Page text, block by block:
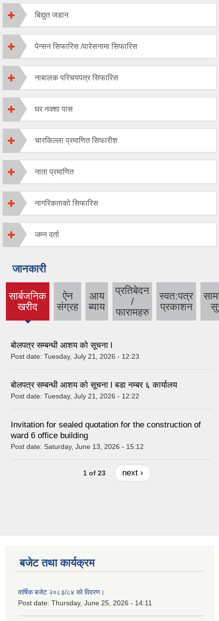
बिद्युत जडान
पेन्सन सिफारिस /वारेसनामा सिफारिस
नाबालक परिचयपत्र सिफारिस
घर नक्शा पास
चारकिल्ला प्रमाणित सिफारीश
नाता प्रमाणित
नागरिकताको सिफारिस
जम्न दर्ता
जानकारी
सार्बजनिक
खरीद
(active
ऐन
संग्रह
आय
ब्याय
प्रतिबेदन
/
फारामहरु
स्वत:पत्र
प्रकाशन
बोलपत्र सम्बन्धी आशय को सूचना l
Post date: Tuesday, July 21, 2026 - 12:23
बोलपत्र सम्बन्धी आशय को सूचना l बडा नम्बर ६ कार्यालय
Post date: Tuesday, July 21, 2026 - 12:22
Invitation for sealed quotation for the construction of
ward 6 office building
Post date: Saturday, June 13, 2026 - 15:12
1 of 23 next ›
बजेट तथा कार्यक्रम
वार्षिक बजेट २०८३/८४ को विवरण।
Post date: Thursday, June 25, 2026 - 14:11